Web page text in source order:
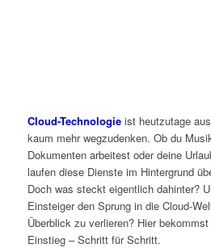
Cloud-Technologie ist heutzutage
kaum mehr wegzudenken. Ob du
Dokumenten arbeitest oder deine
laufen diese Dienste im Hintergrund
Doch was steckt eigentlich dahinter?
Einsteiger den Sprung in die Cloud-
Überblick zu verlieren? Hier
Einstieg – Schritt für Schritt.